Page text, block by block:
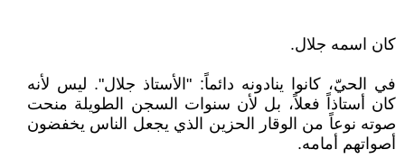
كان اسمه جلال.
في الحيّ، كانوا ينادونه دائماً: "الأستاذ جلال". ليس لأنه
كان أستاذاً فعلاً، بل لأن سنوات السجن الطويلة منحت
صوته نوعاً من الوقار الحزين الذي يجعل الناس يخفضون
أصواتهم أمامه.